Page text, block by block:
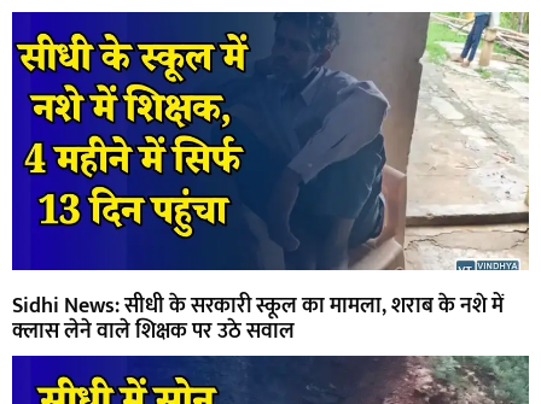
Sidhi News: सीधी के सरकारी स्कूल का मामला, शराब के नशे में
क्लास लेने वाले शिक्षक पर उठे सवाल